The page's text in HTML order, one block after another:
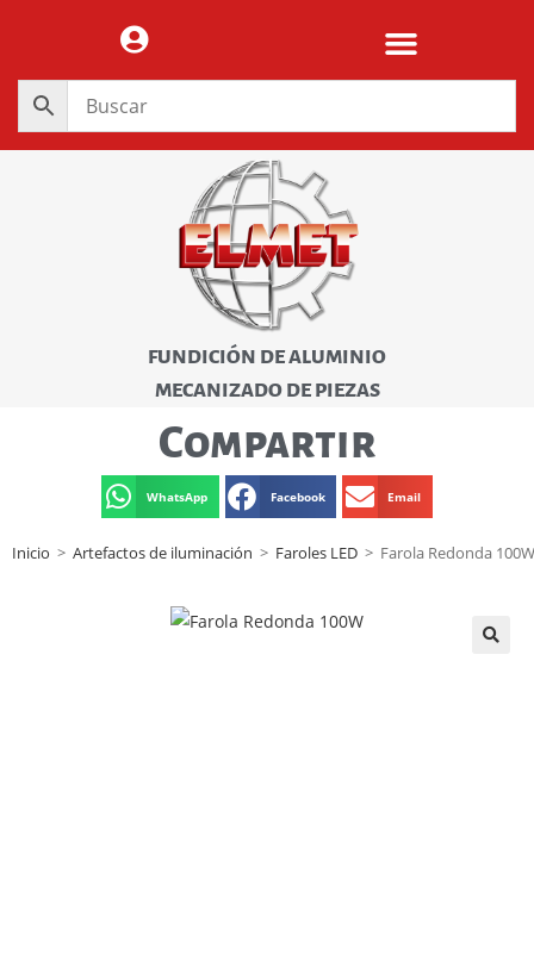
FUNDICIÓN DE ALUMINIO
MECANIZADO DE PIEZAS
Compartir
WhatsApp Facebook Email
Inicio > Artefactos de iluminación > Faroles LED > Farola Redonda 100W